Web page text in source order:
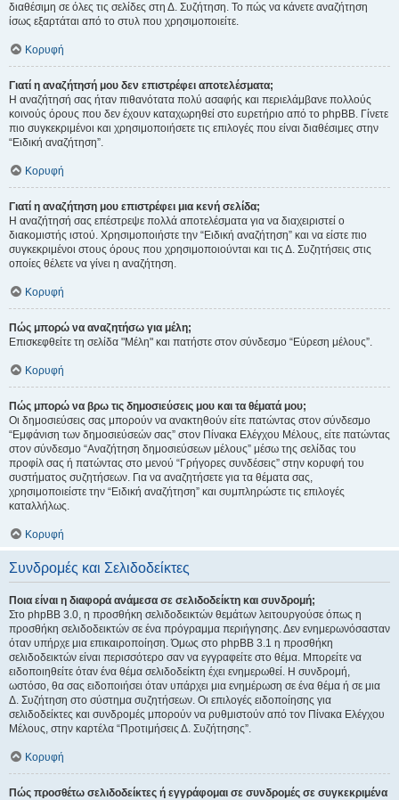
διαθέσιμη σε όλες τις σελίδες στη Δ. Συζήτηση. Το πώς να κάνετε αναζήτηση
ίσως εξαρτάται από το στυλ που χρησιμοποιείτε.
Κορυφή
Γιατί η αναζήτησή μου δεν επιστρέφει αποτελέσματα;
Η αναζήτησή σας ήταν πιθανότατα πολύ ασαφής και περιελάμβανε πολλούς
κοινούς όρους που δεν έχουν καταχωρηθεί στο ευρετήριο από το phpBB. Γίνετε
πιο συγκεκριμένοι και χρησιμοποιήσετε τις επιλογές που είναι διαθέσιμες στην
“Ειδική αναζήτηση”.
Κορυφή
Γιατί η αναζήτηση μου επιστρέφει μια κενή σελίδα;
Η αναζήτησή σας επέστρεψε πολλά αποτελέσματα για να διαχειριστεί ο
διακομιστής ιστού. Χρησιμοποιήστε την “Ειδική αναζήτηση” και να είστε πιο
συγκεκριμένοι στους όρους που χρησιμοποιούνται και τις Δ. Συζητήσεις στις
οποίες θέλετε να γίνει η αναζήτηση.
Κορυφή
Πώς μπορώ να αναζητήσω για μέλη;
Επισκεφθείτε τη σελίδα "Μέλη" και πατήστε στον σύνδεσμο “Εύρεση μέλους”.
Κορυφή
Πώς μπορώ να βρω τις δημοσιεύσεις μου και τα θέματά μου;
Οι δημοσιεύσεις σας μπορούν να ανακτηθούν είτε πατώντας στον σύνδεσμο
“Εμφάνιση των δημοσιεύσεών σας” στον Πίνακα Ελέγχου Μέλους, είτε πατώντας
στον σύνδεσμο “Αναζήτηση δημοσιεύσεων μέλους” μέσω της σελίδας του
προφίλ σας ή πατώντας στο μενού “Γρήγορες συνδέσεις” στην κορυφή του
συστήματος συζητήσεων. Για να αναζητήσετε για τα θέματα σας,
χρησιμοποιείστε την “Ειδική αναζήτηση” και συμπληρώστε τις επιλογές
καταλλήλως.
Κορυφή
Συνδρομές και Σελιδοδείκτες
Ποια είναι η διαφορά ανάμεσα σε σελιδοδείκτη και συνδρομή;
Στο phpBB 3.0, η προσθήκη σελιδοδεικτών θεμάτων λειτουργούσε όπως η
προσθήκη σελιδοδεικτών σε ένα πρόγραμμα περιήγησης. Δεν ενημερωνόσασταν
όταν υπήρχε μια επικαιροποίηση. Όμως στο phpBB 3.1 η προσθήκη
σελιδοδεικτών είναι περισσότερο σαν να εγγραφείτε στο θέμα. Μπορείτε να
ειδοποιηθείτε όταν ένα θέμα σελιδοδείκτη έχει ενημερωθεί. Η συνδρομή,
ωστόσο, θα σας ειδοποιήσει όταν υπάρχει μια ενημέρωση σε ένα θέμα ή σε μια
Δ. Συζήτηση στο σύστημα συζητήσεων. Οι επιλογές ειδοποίησης για
σελιδοδείκτες και συνδρομές μπορούν να ρυθμιστούν από τον Πίνακα Ελέγχου
Μέλους, στην καρτέλα “Προτιμήσεις Δ. Συζήτησης”.
Κορυφή
Πώς προσθέτω σελιδοδείκτες ή εγγράφομαι σε συνδρομές σε συγκεκριμένα